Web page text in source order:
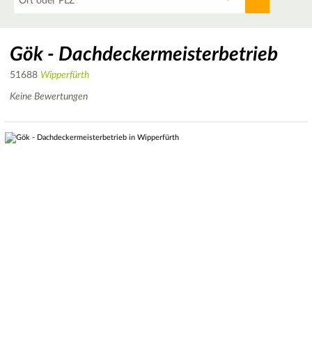
Gök - Dachdeckermeisterbetrieb
51688 Wipperfürth
Keine Bewertungen